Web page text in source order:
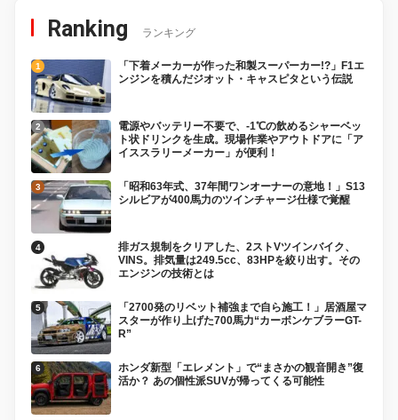
Ranking ランキング
「下着メーカーが作った和製スーパーカー!?」F1エ
ンジンを積んだジオット・キャスピタという伝説
電源やバッテリー不要で、-1℃の飲めるシャーベッ
ト状ドリンクを生成。現場作業やアウトドアに「ア
イススラリーメーカー」が便利！
「昭和63年式、37年間ワンオーナーの意地！」S13
シルビアが400馬力のツインチャージ仕様で覚醒
排ガス規制をクリアした、2ストVツインバイク、
VINS。排気量は249.5cc、83HPを絞り出す。その
エンジンの技術とは
「2700発のリベット補強まで自ら施工！」居酒屋マ
スターが作り上げた700馬力“カーボンケブラーGT-
R”
ホンダ新型「エレメント」で“まさかの観音開き”復
活か？ あの個性派SUVが帰ってくる可能性